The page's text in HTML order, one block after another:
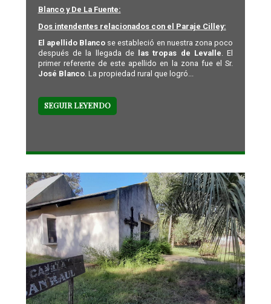
Blanco y De La Fuente:
Dos intendentes relacionados con el Paraje Cilley:
El apellido Blanco se estableció en nuestra zona poco
después de la llegada delas tropas de Levalle . El
primer referente de este apellido en la zona fue el Sr.
José Blanco. La propiedad rural que logró...
SEGUIR LEYENDO